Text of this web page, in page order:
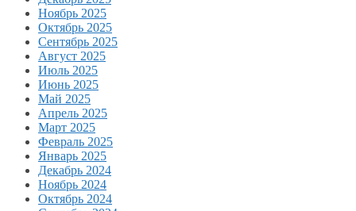
Ноябрь 2025
Октябрь 2025
Сентябрь 2025
Август 2025
Июль 2025
Июнь 2025
Май 2025
Апрель 2025
Март 2025
Февраль 2025
Январь 2025
Декабрь 2024
Ноябрь 2024
Октябрь 2024